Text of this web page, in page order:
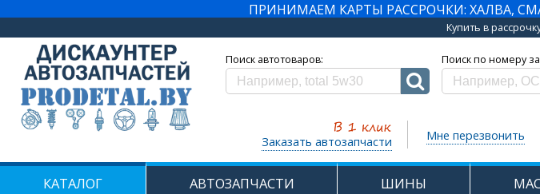
ПРИНИМАЕМ КАРТЫ РАССРОЧКИ: ХАЛВА,
Купить в
Поиск автотоваров: Поиск по номеру
Заказать автозапчасти Мне перезвонить
КАТАЛОГ АВТОЗАПЧАСТИ ШИНЫ